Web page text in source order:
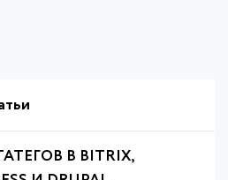
В BITRIX,